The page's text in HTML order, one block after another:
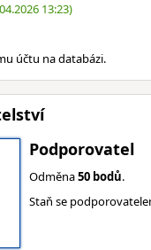
13:23)
účtu na databázi.
Podporovatel
Odměna50 bodů.
Staň se